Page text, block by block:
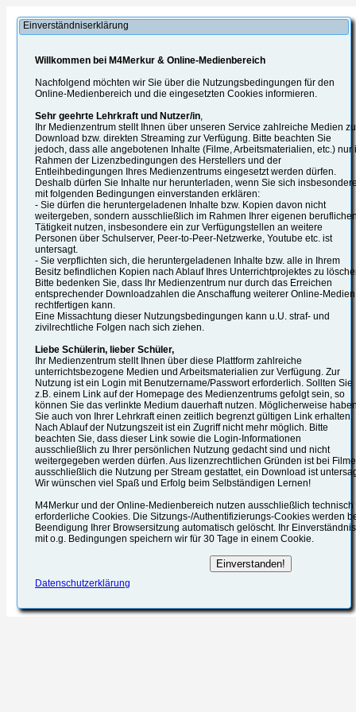
Einverständniserklärung
Willkommen bei M4Merkur & Online-Medienbereich
Nachfolgend möchten wir Sie über die Nutzungsbedingungen für den
Online-Medienbereich und die eingesetzten Cookies informieren.
Sehr geehrte Lehrkraft und Nutzer/in,
Ihr Medienzentrum stellt Ihnen über unseren Service zahlreiche Medien
Download bzw. direkten Streaming zur Verfügung. Bitte beachten Sie
jedoch, dass alle angebotenen Inhalte (Filme, Arbeitsmaterialien, etc.) nur
Rahmen der Lizenzbedingungen des Herstellers und der
Entleihbedingungen Ihres Medienzentrums eingesetzt werden dürfen.
Deshalb dürfen Sie Inhalte nur herunterladen, wenn Sie sich
mit folgenden Bedingungen einverstanden erklären:
- Sie dürfen die heruntergeladenen Inhalte bzw. Kopien davon nicht
weitergeben, sondern ausschließlich im Rahmen Ihrer eigenen
Tätigkeit nutzen, insbesondere ein zur Verfügungstellen an weitere
Personen über Schulserver, Peer-to-Peer-Netzwerke, Youtube etc. ist
untersagt.
- Sie verpflichten sich, die heruntergeladenen Inhalte bzw. alle in Ihrem
Besitz befindlichen Kopien nach Ablauf Ihres Unterrichtprojektes zu
Bitte bedenken Sie, dass Ihr Medienzentrum nur durch das Erreichen
entsprechender Downloadzahlen die Anschaffung weiterer Online-Medien
rechtfertigen kann.
Eine Missachtung dieser Nutzungsbedingungen kann u.U. straf- und
zivilrechtliche Folgen nach sich ziehen.
Liebe Schülerin, lieber Schüler,
Ihr Medienzentrum stellt Ihnen über diese Plattform zahlreiche
unterrichtsbezogene Medien und Arbeitsmaterialien zur Verfügung. Zur
Nutzung ist ein Login mit Benutzername/Passwort erforderlich. Sollten Sie
z.B. einem Link auf der Homepage des Medienzentrums gefolgt sein, so
können Sie das verlinkte Medium dauerhaft nutzen. Möglicherweise
Sie auch von Ihrer Lehrkraft einen zeitlich begrenzt gültigen Link erhalten.
Nach Ablauf der Nutzungszeit ist ein Zugriff nicht mehr möglich. Bitte
beachten Sie, dass dieser Link sowie die Login-Informationen
ausschließlich zu Ihrer persönlichen Nutzung gedacht sind und nicht
weitergegeben werden dürfen. Aus lizenzrechtlichen Gründen ist bei
ausschließlich die Nutzung per Stream gestattet, ein Download ist
Wir wünschen viel Spaß und Erfolg beim Selbständigen Lernen!
M4Merkur und der Online-Medienbereich nutzen ausschließlich technisch
erforderliche Cookies. Die Sitzungs-/Authentifizierungs-Cookies werden
Beendigung Ihrer Browsersitzung automatisch gelöscht. Ihr Einverständnis
mit o.g. Bedingungen speichern wir für 30 Tage in einem Cookie.
Datenschutzerklärung